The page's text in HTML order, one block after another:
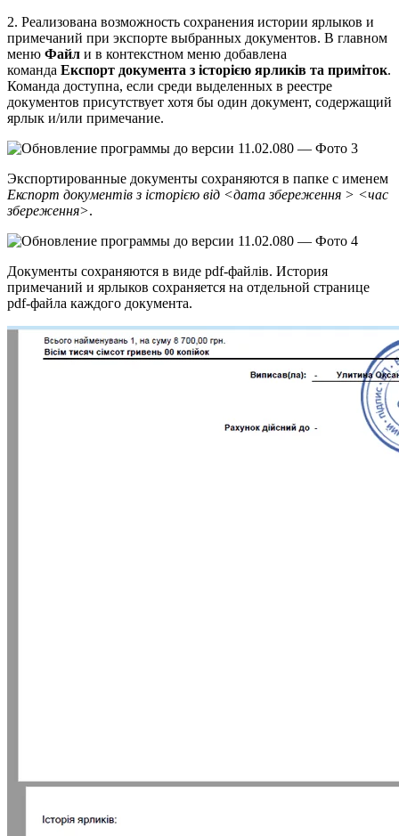
2. Реализована возможность сохранения истории ярлыков и
примечаний при экспорте выбранных документов. В главном
меню Файл и в контекстном меню добавлена
команда Експорт документа з історією ярликів та приміток.
Команда доступна, если среди выделенных в реестре
документов присутствует хотя бы один документ, содержащий
ярлык и/или примечание.
Экспортированные документы сохраняются в папке с именем
Експорт документів з історією від <дата збереження > <час
збереження>.
Документы сохраняются в виде pdf-файлів. История
примечаний и ярлыков сохраняется на отдельной странице
pdf-файла каждого документа.